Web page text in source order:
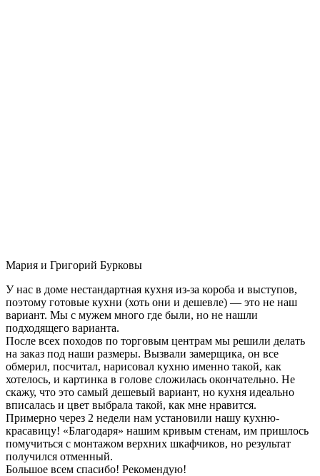
Мария и Григорий Бурковы
У нас в доме нестандартная кухня из-за короба и выступов,
поэтому готовые кухни (хоть они и дешевле) — это не наш
вариант. Мы с мужем много где были, но не нашли
подходящего варианта.
После всех походов по торговым центрам мы решили делать
на заказ под наши размеры. Вызвали замерщика, он все
обмерил, посчитал, нарисовал кухню именно такой, как
хотелось, и картинка в голове сложилась окончательно. Не
скажу, что это самый дешевый вариант, но кухня идеально
вписалась и цвет выбрала такой, как мне нравится.
Примерно через 2 недели нам установили нашу кухню-
красавицу! «Благодаря» нашим кривым стенам, им пришлось
помучиться с монтажом верхних шкафчиков, но результат
получился отменный.
Большое всем спасибо! Рекомендую!